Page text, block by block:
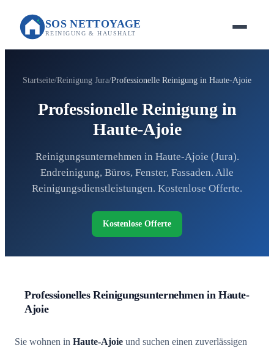
SOS NETTOYAGE
REINIGUNG & HAUSHALT
Startseite Reinigung Jura Professionelle Reinigung in Haute-Ajoie
Professionelle Reinigung in
Haute-Ajoie
Reinigungsunternehmen in Haute-Ajoie (Jura).
Endreinigung, Büros, Fenster, Fassaden. Alle
Reinigungsdienstleistungen. Kostenlose Offerte.
Kostenlose Offerte
Professionelles Reinigungsunternehmen in Haute-
Ajoie
Sie wohnen in Haute-Ajoie und suchen einen zuverlässigen